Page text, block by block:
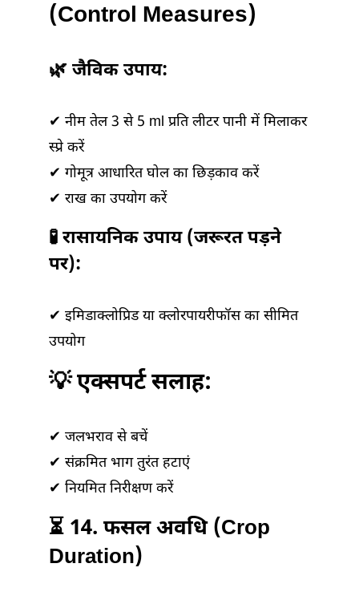
(Control Measures)
🌿 जैविक उपाय:
✔ नीम तेल 3 से 5 ml प्रति लीटर पानी में मिलाकर
स्प्रे करें
✔ गोमूत्र आधारित घोल का छिड़काव करें
✔ राख का उपयोग करें
🧪 रासायनिक उपाय (जरूरत पड़ने
पर):
✔ इमिडाक्लोप्रिड या क्लोरपायरीफॉस का सीमित
उपयोग
💡 एक्सपर्ट सलाह:
✔ जलभराव से बचें
✔ संक्रमित भाग तुरंत हटाएं
✔ नियमित निरीक्षण करें
⏳ 14. फसल अवधि (Crop
Duration)